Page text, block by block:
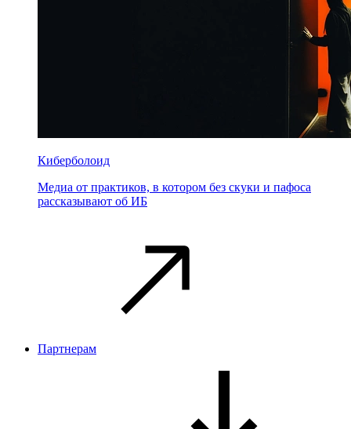
Киберболоид
Медиа от практиков, в котором без скуки и пафоса
рассказывают об ИБ
Партнерам